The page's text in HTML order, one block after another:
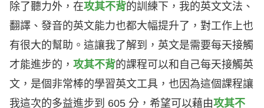
除了聽力外，在攻其不背的訓練下，我的英文文法、
翻譯、發音的英文能力也都大幅提升了，對工作上也
有很大的幫助。這讓我了解到，英文是需要每天接觸
才能進步的， 攻其不背的課程可以和自己每天接觸英
文，是個非常棒的學習英文工具，也因為這個課程讓
我這次的多益進步到 605 分，希望可以藉由攻其不